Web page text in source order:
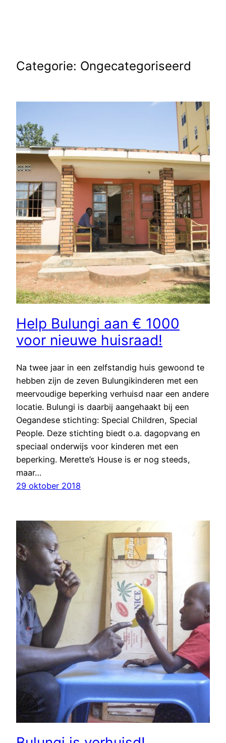
Categorie: Ongecategoriseerd
Help Bulungi aan € 1000
voor nieuwe huisraad!
Na twee jaar in een zelfstandig huis gewoond te
hebben zijn de zeven Bulungikinderen met een
meervoudige beperking verhuisd naar een andere
locatie. Bulungi is daarbij aangehaakt bij een
Oegandese stichting: Special Children, Special
People. Deze stichting biedt o.a. dagopvang en
speciaal onderwijs voor kinderen met een
beperking. Merette’s House is er nog steeds,
maar…
29 oktober 2018